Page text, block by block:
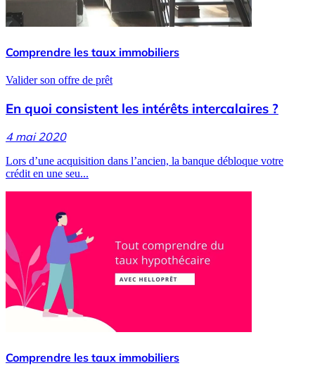
Comprendre les taux immobiliers
Valider son offre de prêt
En quoi consistent les intérêts intercalaires ?
4 mai 2020
Lors d’une acquisition dans l’ancien, la banque débloque votre
crédit en une seu...
Comprendre les taux immobiliers